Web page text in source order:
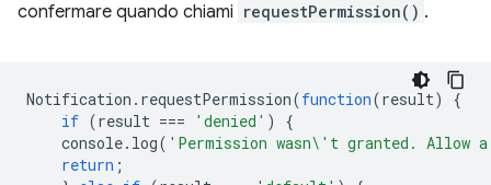
confermare quando chiami requestPermission() .
Notification . requestPermission(function(result)
{
if (result === 'denied' )
{
console. log( 'Permission wasn\'t granted. Allow
return ;